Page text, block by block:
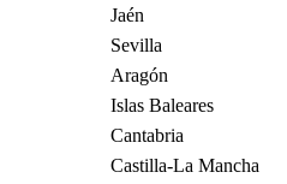
Jaén
Sevilla
Aragón
Islas Baleares
Cantabria
Castilla-La Mancha